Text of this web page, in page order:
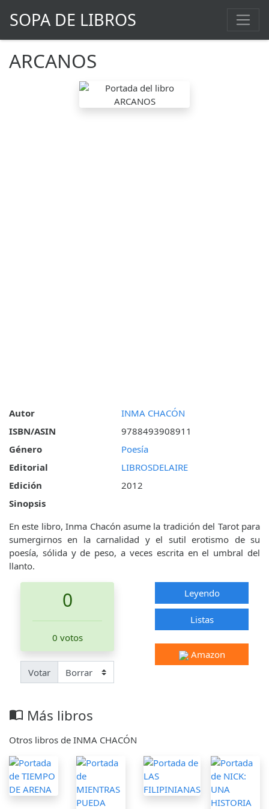
SOPA DE LIBROS
ARCANOS
Autor
INMA CHACÓN
ISBN/ASIN
9788493908911
Género
Poesía
Editorial
LIBROSDELAIRE
Edición
2012
Sinopsis
En este libro, Inma Chacón asume la tradición del Tarot para
sumergirnos en la carnalidad y el sutil erotismo de su
poesía, sólida y de peso, a veces escrita en el umbral del
llanto.
0
0 votos
Votar
Leyendo
Listas
Amazon
import_contacts Más libros
Otros libros de INMA CHACÓN